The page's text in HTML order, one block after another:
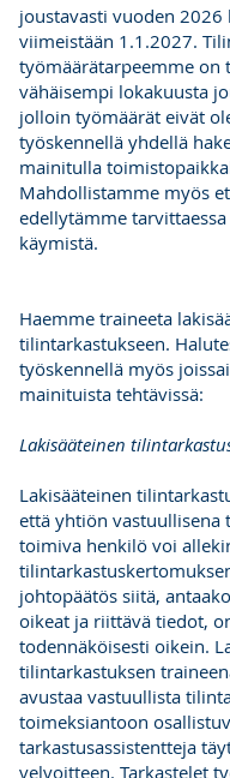
joustavasti vuoden
viimeistään 1.1.2027.
työmäärätarpeemme on
vähäisempi lokakuusta
jolloin työmäärät eivät
työskennellä yhdellä
mainitulla
Mahdollistamme myös
edellytämme
käymistä.
Haemme traineeta
tilintarkastukseen.
työskennellä myös
mainituista tehtävissä:
Lakisääteinen
Lakisääteinen
että yhtiön vastuullisena
toimiva henkilö voi
johtopäätös siitä,
oikeat ja riittävä tiedot,
todennäköisesti oikein.
tilintarkastuksen
avustaa vastuullista
toimeksiantoon
tarkastusassistentteja
velvoitteen. Tarkastelet